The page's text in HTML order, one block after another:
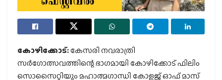
കോഴിക്കോട്:കേസരി നവരാത്രി
സര്‍ഗോത്സവത്തിന്റെ ഭാഗമായി കോഴിക്കോട് ഫിലിം
സൊസൈറ്റിയും മഹാത്മഗാന്ധി കോളജ് ഓഫ് മാസ്